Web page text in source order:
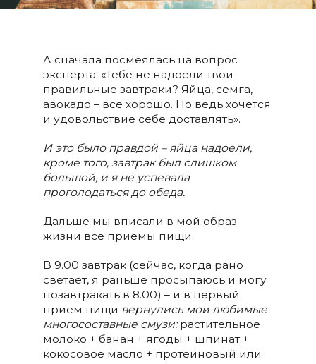
А сначала посмеялась на вопрос
эксперта: «Тебе не надоели твои
правильные завтраки? Яйца, семга,
авокадо – все хорошо. Но ведь хочется
и удовольствие себе доставлять».
И это было правдой – яйца надоели,
кроме того, завтрак был слишком
большой, и я не успевала
проголодаться до обеда.
Дальше мы вписали в мой образ
жизни все приемы пищи.
В 9.00 завтрак (сейчас, когда рано
светает, я раньше просыпаюсь и могу
позавтракать в 8.00) – и в первый
прием пищи вернулись мои любимые
многосоставные смузи:растительное
молоко + банан + ягоды + шпинат +
кокосовое масло + протеиновый или